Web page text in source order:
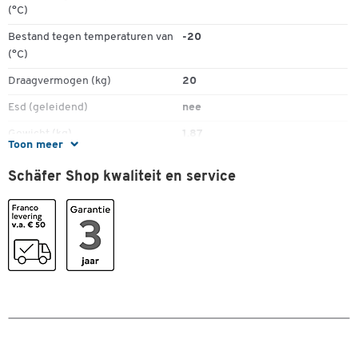
Toon meer
(°C)
Bestand tegen temperaturen van
(°C)
-20
Draagvermogen (kg) 20
Esd (geleidend) nee
Gewicht (kg) 1.87
Groeven voor scheidingswanden
Inhoud (l)
Interne afmetingen (basis) L x B
x bruikbare H [mm]
Schäfer Shop kwaliteit en service